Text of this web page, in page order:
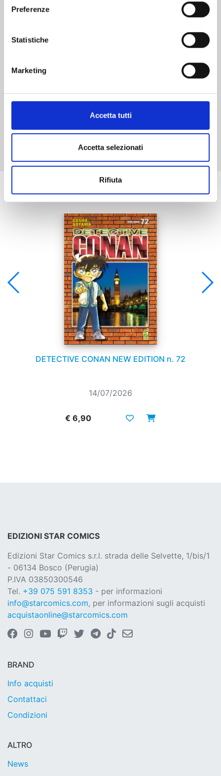
Preferenze
Statistiche
Marketing
Accetta tutti
Accetta selezionati
Rifiuta
Mostra tutto
Se ti è piaciuto prova anche:
DETECTIVE CONAN NEW EDITION n. 72
14/07/2026
€ 6,90
EDIZIONI STAR COMICS
Edizioni Star Comics s.r.l. strada delle Selvette, 1/bis/1
- 06134 Bosco (Perugia)
P.IVA 03850300546
Tel. +39 075 591 8353 - per informazioni
info@starcomics.com, per informazioni sugli acquisti
acquistaonline@starcomics.com
BRAND
Info acquisti
Contattaci
Condizioni
ALTRO
News